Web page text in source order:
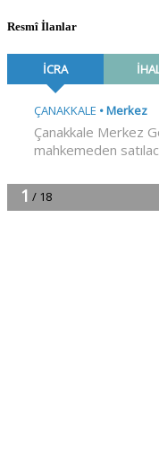
Resmî İlanlar